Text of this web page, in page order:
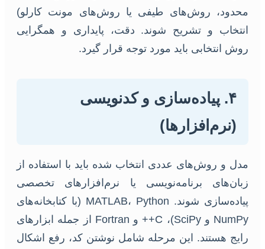
محدود، روش‌های طیفی یا روش‌های مونت کارلو)
انتخاب و تشریح شوند. دقت، پایداری و همگرایی
روش انتخابی باید مورد توجه قرار گیرد.
۴. پیاده‌سازی و کدنویسی
(نرم‌افزارها)
مدل و روش‌های عددی انتخاب شده باید با استفاده از
زبان‌های برنامه‌نویسی یا نرم‌افزارهای تخصصی
پیاده‌سازی شوند. MATLAB، Python (با کتابخانه‌های
NumPy و SciPy)، C++ و Fortran از جمله ابزارهای
رایج هستند. این مرحله شامل نوشتن کد، رفع اشکال